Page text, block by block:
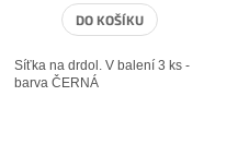
DO KOŠÍKU
Síťka na drdol. V balení 3 ks -
barva ČERNÁ